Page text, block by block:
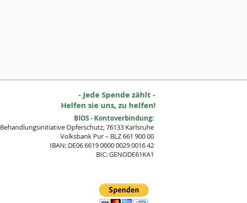
- Jede Spende zählt -
Helfen sie uns, zu helfen!
BIOS - Kontoverbindung:
Behandlungsinitiative Opferschutz, 76133 Karlsruhe
Volksbank Pur – BLZ 661 900 00
IBAN: DE06 6619 0000 0029 0016 42
BIC: GENODE61KA1